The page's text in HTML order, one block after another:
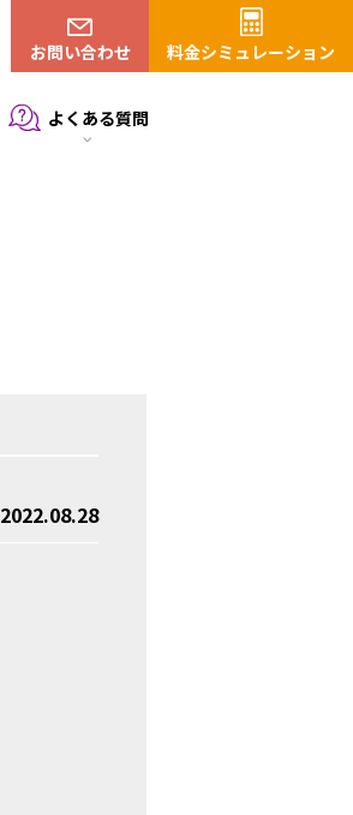
お問い合わせ 料金シミュレーション
よくある質問
2022.08.28